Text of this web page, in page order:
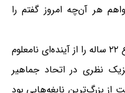
هر آن‌چه امروز گفتم را
در همان لحظه، تقدیر آن جوان شجاع ۲۲ ساله را از آینده‌ای نامعلوم
نظری در اتحاد جماهیر
بزرگ‌ترین نابغه‌هایی بود